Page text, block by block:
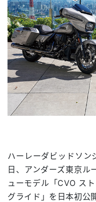
ハーレーダビッドソン
日、アンダーズ東京ル
ューモデル「CVO ス
グライド」を日本初公